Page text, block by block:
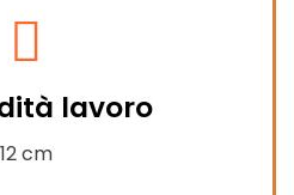
compress-
alt
lavoro
12 cm